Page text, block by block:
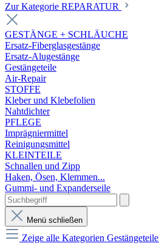
Zur Kategorie REPARATUR
GESTÄNGE + SCHLÄUCHE
Ersatz-Fiberglasgestänge
Ersatz-Alugestänge
Gestängeteile
Air-Repair
STOFFE
Kleber und Klebefolien
Nahtdichter
PFLEGE
Imprägniermittel
Reinigungsmittel
KLEINTEILE
Schnallen und Zipp
Haken, Ösen, Klemmen...
Gummi- und Expanderseile
Menü schließen
Zeige alle Kategorien Gestängeteile